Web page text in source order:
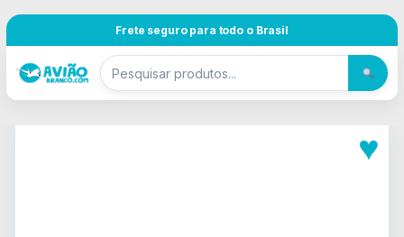
Frete seguro para todo o Brasil
♥